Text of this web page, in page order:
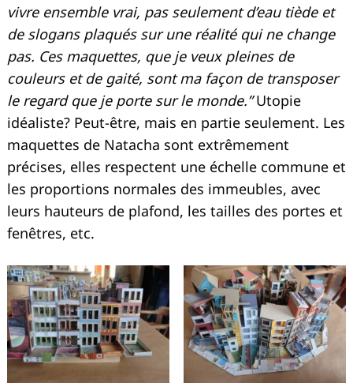
vivre ensemble vrai, pas seulement d’eau tiède et
de slogans plaqués sur une réalité qui ne change
pas. Ces maquettes, que je veux pleines de
couleurs et de gaité, sont ma façon de transposer
le regard que je porte sur le monde.”Utopie
idéaliste? Peut-être, mais en partie seulement. Les
maquettes de Natacha sont extrêmement
précises, elles respectent une échelle commune et
les proportions normales des immeubles, avec
leurs hauteurs de plafond, les tailles des portes et
fenêtres, etc.